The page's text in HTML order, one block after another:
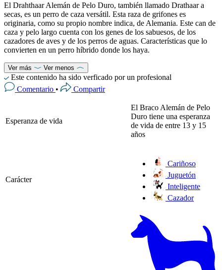
El Drahthaar Alemán de Pelo Duro, también llamado Drathaar a
secas, es un perro de caza versátil. Esta raza de grifones es
originaria, como su propio nombre indica, de Alemania. Este can de
caza y pelo largo cuenta con los genes de los sabuesos, de los
cazadores de aves y de los perros de aguas. Características que lo
convierten en un perro híbrido donde los haya.
Ver más Ver menos
Este contenido ha sido verficado por un profesional
Comentario • Compartir
Esperanza de vida
El Braco Alemán de Pelo
Duro tiene una esperanza
de vida de entre 13 y 15
años
Carácter
Cariñoso
Juguetón
Inteligente
Cazador